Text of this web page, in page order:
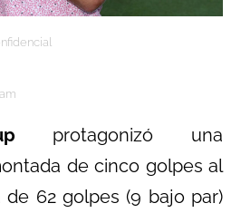
protagonizó una
de cinco golpes al
62 golpes (9 bajo par)